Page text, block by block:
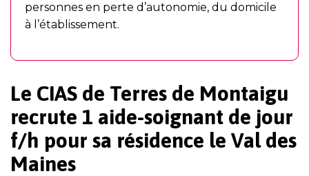
personnes en perte d’autonomie, du domicile
à l’établissement.
Le CIAS de Terres de Montaigu
recrute 1 aide-soignant de jour
f/h pour sa résidence le Val des
Maines